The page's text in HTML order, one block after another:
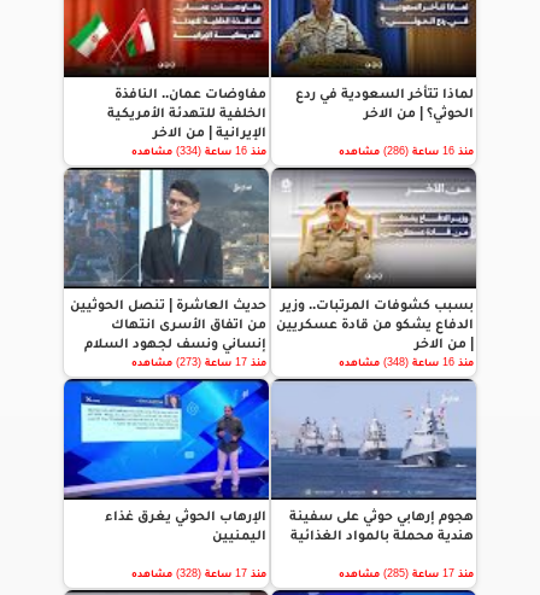
لماذا تتأخر السعودية في ردع
الحوثي؟ | من الاخر
منذ 16 ساعة (286) مشاهده
مفاوضات عمان.. النافذة
الخلفية للتهدئة الأمريكية
الإيرانية | من الاخر
منذ 16 ساعة (334) مشاهده
بسبب كشوفات المرتبات.. وزير
الدفاع يشكو من قادة عسكريين
| من الاخر
منذ 16 ساعة (348) مشاهده
حديث العاشرة | تنصل الحوثيين
من اتفاق الأسرى انتهاك
إنساني ونسف لجهود السلام
منذ 17 ساعة (273) مشاهده
هجوم إرهابي حوثي على سفينة
هندية محملة بالمواد الغذائية
منذ 17 ساعة (285) مشاهده
الإرهاب الحوثي يغرق غذاء
اليمنيين
منذ 17 ساعة (328) مشاهده